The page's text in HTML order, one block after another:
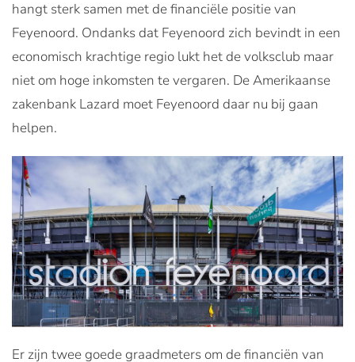
hangt sterk samen met de financiële positie van
Feyenoord. Ondanks dat Feyenoord zich bevindt in een
economisch krachtige regio lukt het de volksclub maar
niet om hoge inkomsten te vergaren. De Amerikaanse
zakenbank Lazard moet Feyenoord daar nu bij gaan
helpen.
Er zijn twee goede graadmeters om de financiën van